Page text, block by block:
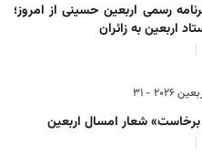
رسمی اربعین حسینی از امروز؛
اربعین به زائران
- 31
برخاست» شعار امسال اربعین